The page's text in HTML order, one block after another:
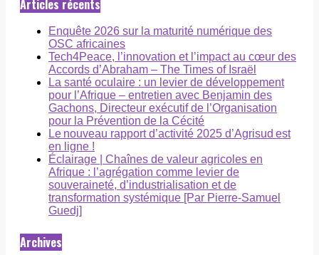
Articles récents
Enquête 2026 sur la maturité numérique des
OSC africaines
Tech4Peace, l’innovation et l’impact au cœur des
Accords d’Abraham – The Times of Israël
La santé oculaire : un levier de développement
pour l’Afrique – entretien avec Benjamin des
Gachons, Directeur exécutif de l’Organisation
pour la Prévention de la Cécité
Le nouveau rapport d’activité 2025 d’Agrisud est
en ligne !
Éclairage | Chaînes de valeur agricoles en
Afrique : l’agrégation comme levier de
souveraineté, d’industrialisation et de
transformation systémique [Par Pierre-Samuel
Guedj]
Archives